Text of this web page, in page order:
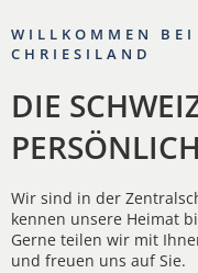
WILLKOMMEN
CHRIESILAND
DIE
Wir sind in der
kennen unsere Heimat
Gerne teilen wir mit
und freuen uns auf Sie.